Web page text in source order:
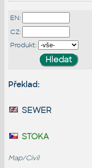
EN:
CZ:
Produkt:
Překlad:
sewer
stoka
Map/Civil